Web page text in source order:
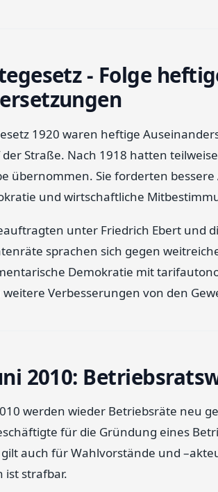
- Folge
1920 waren heftige
Straße. Nach 1918 hatten
übernommen. Sie forderten
und wirtschaftliche
unter Friedrich Ebert und
sprachen sich gegen
Demokratie mit
Verbesserungen von den
2010:
werden wieder Betriebsräte neu
für die Gründung eines
auch für Wahlvorstände und
ist strafbar.